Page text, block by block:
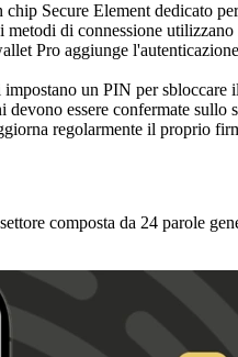
Secure Element dedicato
metodi di connessione
Pro aggiunge
un PIN per sbloccare
devono essere confermate
regolarmente il proprio
composta da 24 parole